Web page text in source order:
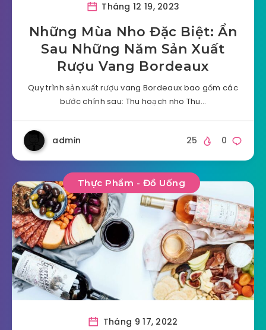
Tháng 12 19, 2023
Những Mùa Nho Đặc Biệt: Ẩn
Sau Những Năm Sản Xuất
Rượu Vang Bordeaux
Quy trình sản xuất rượu vang Bordeaux bao gồm các
bước chính sau: Thu hoạch nho Thu…
admin 0
25
Thực Phẩm - Đồ Uống
Tháng 9 17, 2022